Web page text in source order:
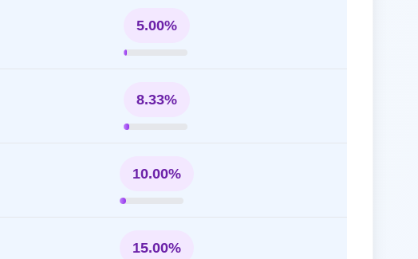
5.00%
8.33%
10.00%
15.00%